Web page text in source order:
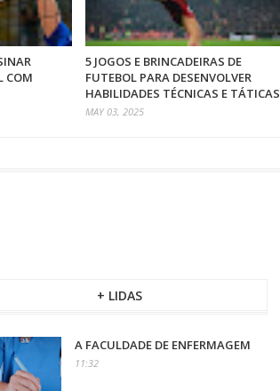
COM
5 JOGOS E BRINCADEIRAS DE
FUTEBOL PARA DESENVOLVER
HABILIDADES TÉCNICAS E TÁTICAS
MAY 03, 2025
+ LIDAS
A FACULDADE DE ENFERMAGEM
11:32